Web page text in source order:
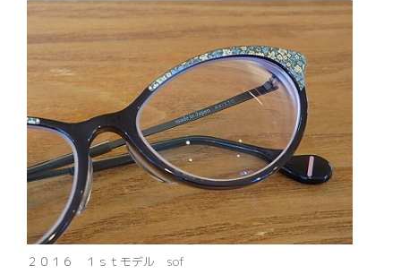
２０１６ １ｓｔモデル sof